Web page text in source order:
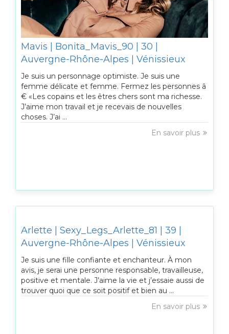
Mavis | Bonita_Mavis_90 | 30 |
Auvergne-Rhône-Alpes | Vénissieux
Je suis un personnage optimiste. Je suis une
femme délicate et femme. Fermez les personnes â
€ «Les copains et les êtres chers sont ma richesse.
J’aime mon travail et je recevais de nouvelles
choses. J’ai ...
En savoir plus
Arlette | Sexy_Legs_Arlette_81 | 39 |
Auvergne-Rhône-Alpes | Vénissieux
Je suis une fille confiante et enchanteur. À mon
avis, je serai une personne responsable, travailleuse,
positive et mentale. J’aime la vie et j’essaie aussi de
trouver quoi que ce soit positif et bien au ...
En savoir plus